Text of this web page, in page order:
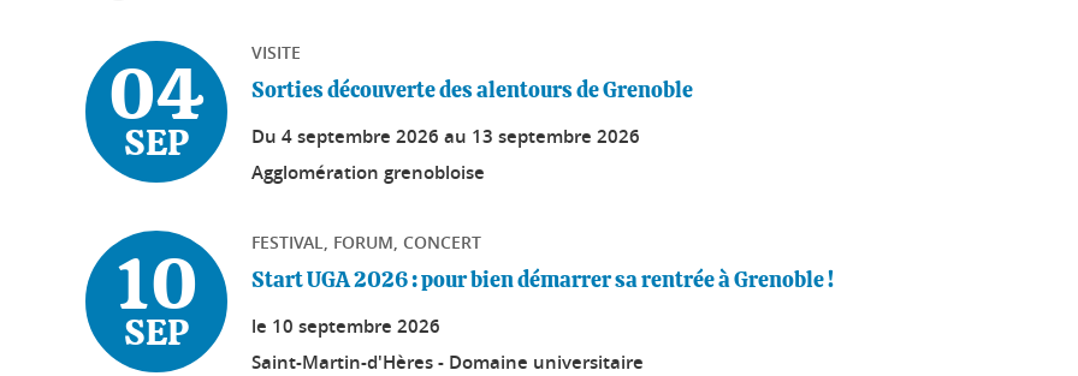
04
SEP
VISITE
Sorties découverte des alentours de Grenoble
Du 4 septembre 2026 au 13 septembre 2026
Agglomération grenobloise
10
SEP
FESTIVAL, FORUM, CONCERT
Start UGA 2026 : pour bien démarrer sa rentrée à Grenoble !
le 10 septembre 2026
Saint-Martin-d'Hères - Domaine universitaire